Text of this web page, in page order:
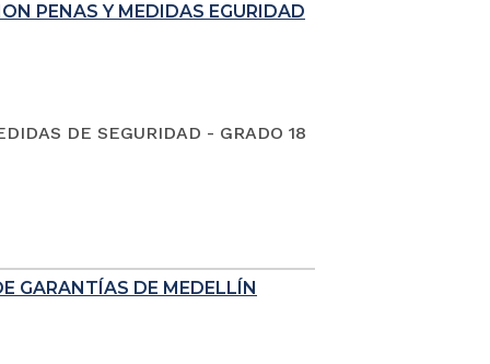
PENAS Y MEDIDAS EGURIDAD
DE SEGURIDAD - GRADO 18
GARANTÍAS DE MEDELLÍN